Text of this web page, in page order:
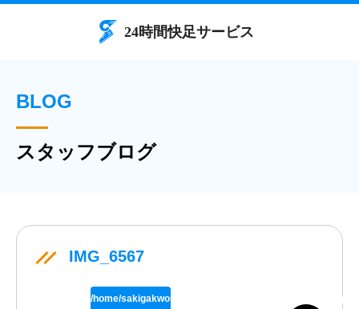
BLOG
スタッフブログ
IMG_6567
/home/sakigakworks/benriya24h.com/public_html/wp/wp-